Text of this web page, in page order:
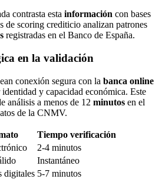
contrasta esta información con bases
de scoring crediticio analizan patrones
registradas en el Banco de España.
en la validación
conexión segura con la banca online
y capacidad económica. Este
análisis a menos de 12 minutos en el
de la CNMV.
Tiempo verificación
2-4 minutos
Instantáneo
digitales 5-7 minutos